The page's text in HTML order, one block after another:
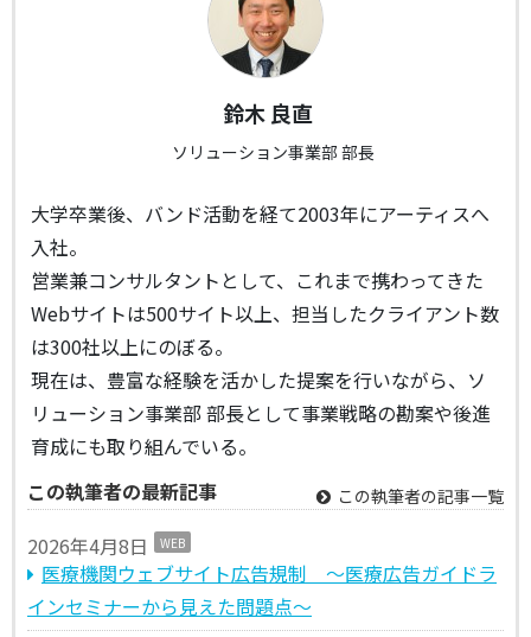
鈴木 良直
ソリューション事業部 部長
大学卒業後、バンド活動を経て2003年にアーティスへ
入社。
営業兼コンサルタントとして、これまで携わってきた
Webサイトは500サイト以上、担当したクライアント数
は300社以上にのぼる。
現在は、豊富な経験を活かした提案を行いながら、ソ
リューション事業部 部長として事業戦略の勘案や後進
育成にも取り組んでいる。
この執筆者の最新記事
この執筆者の記事一覧
2026年4月8日 WEB
医療機関ウェブサイト広告規制 ～医療広告ガイドラ
インセミナーから見えた問題点～